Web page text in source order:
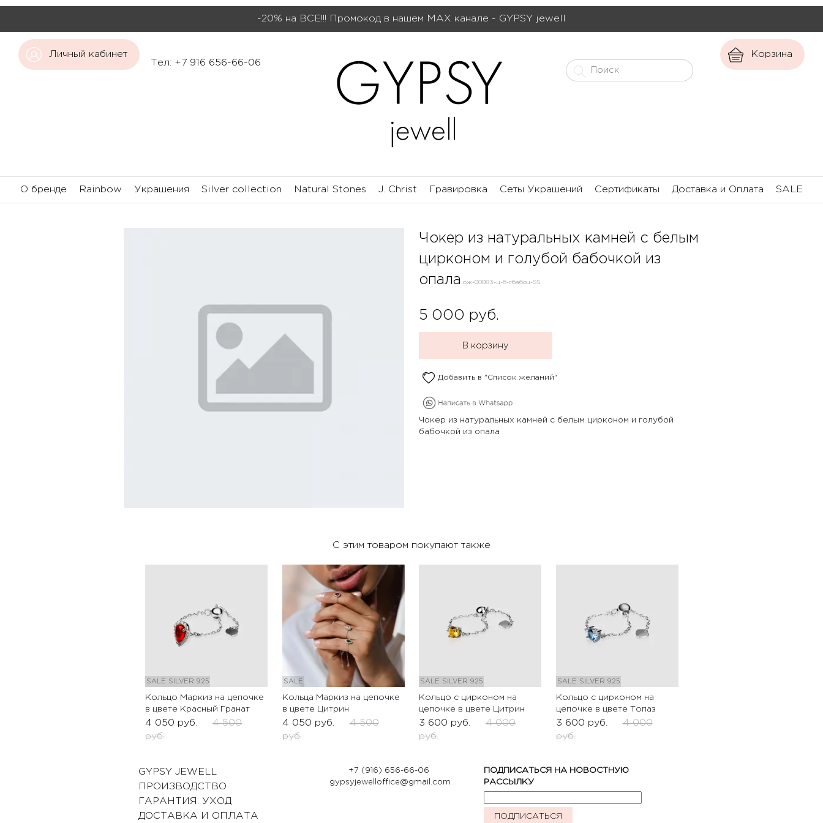
-20% на ВСЕ!!! Промокод в нашем МАХ канале - GYPSY jewell
Тел: +7 916 656-66-06
Корзина
О бренде Rainbow Украшения Silver collection Natural Stones J. Christ Гравировка Сеты Украшений Сертификаты Доставка и Оплата SALE
Чокер из натуральных камней с белым
цирконом и голубой бабочкой из
опала ож-00083-ц-б-гбабоч-SS
5 000 руб.
В корзину
Добавить в "Список желаний"
Чокер из натуральных камней с белым цирконом и голубой
бабочкой из опала
С этим товаром покупают также
SALE SILVER 925
Кольцо Маркиз на цепочке
в цвете Красный Гранат
4 050 руб.
4 500
руб.
SALE
Кольца Маркиз на цепочке
в цвете Цитрин
4 050 руб.
4 500
руб.
SALE SILVER 925
Кольцо с цирконом на
цепочке в цвете Цитрин
3 600 руб.
4 000
руб.
SALE SILVER 925
Кольцо с цирконом на
цепочке в цвете Топаз
3 600 руб.
4 000
руб.
GYPSY JEWELL
ПРОИЗВОДСТВО
ГАРАНТИЯ. УХОД
ДОСТАВКА И ОПЛАТА
+7 (916) 656-66-06
gypsyjewelloffice@gmail.com
ПОДПИСАТЬСЯ НА НОВОСТНУЮ
РАССЫЛКУ
ПОДПИСАТЬСЯ
Личный кабинет